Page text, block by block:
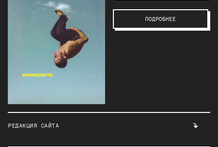
ПОДРОБНЕЕ
РЕДАКЦИЯ САЙТА